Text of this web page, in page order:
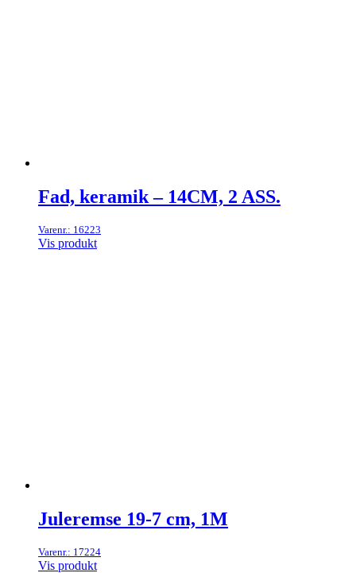
Fad, keramik – 14CM, 2 ASS.
Varenr.: 16223
Vis produkt
Juleremse 19-7 cm, 1M
Varenr.: 17224
Vis produkt